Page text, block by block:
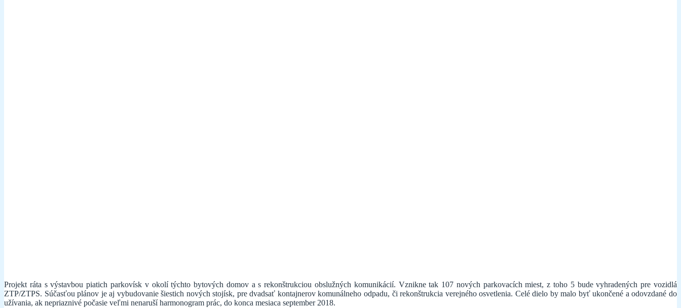
Projekt ráta s výstavbou piatich parkovísk v okolí týchto bytových domov a s rekonštrukciou obslužných komunikácií. Vznikne tak 107 nových parkovacích miest, z toho 5 bude vyhradených pre vozidlá
ZTP/ZTPS. Súčasťou plánov je aj vybudovanie šiestich nových stojísk, pre dvadsať kontajnerov komunálneho odpadu, či rekonštrukcia verejného osvetlenia. Celé dielo by malo byť ukončené a odovzdané do
užívania, ak nepriaznivé počasie veľmi nenaruší harmonogram prác, do konca mesiaca september 2018.